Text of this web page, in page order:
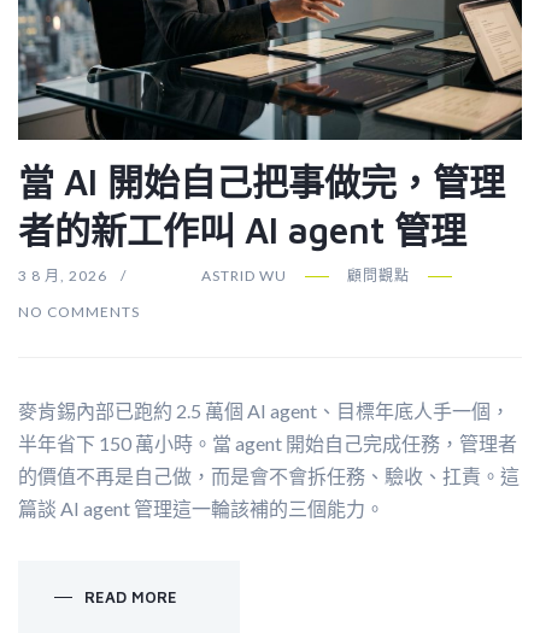
當 AI 開始自己把事做完，管理
者的新工作叫 AI agent 管理
3 8 月, 2026 ASTRID WU
顧問觀點
NO COMMENTS
麥肯錫內部已跑約 2.5 萬個 AI agent、目標年底人手一個，
半年省下 150 萬小時。當 agent 開始自己完成任務，管理者
的價值不再是自己做，而是會不會拆任務、驗收、扛責。這
篇談 AI agent 管理這一輪該補的三個能力。
READ MORE